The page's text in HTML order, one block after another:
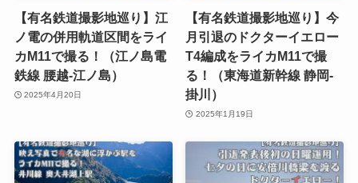
【有名鉄道撮影地巡り】江
ノ電の併用軌道区間をライ
カM11で撮る！（江ノ島電
鉄線 腰越-江ノ島）
2025年4月20日
【有名鉄道撮影地巡り】今
月引退のドクターイエロー
T4編成をライカM11で撮
る！（東海道新幹線 静岡-
掛川）
2025年1月19日